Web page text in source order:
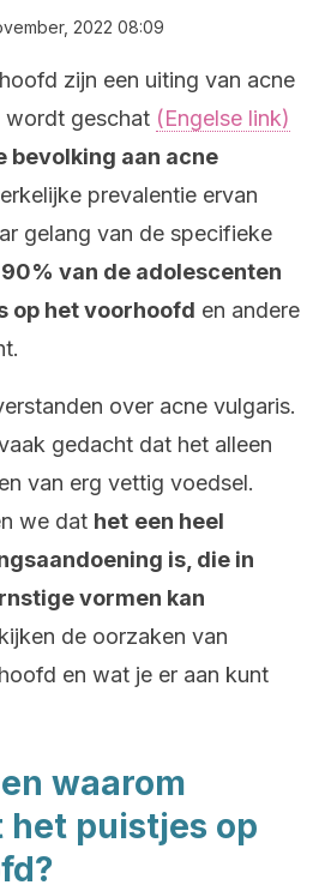
2022 08:09
zijn een uiting van acne
wordt geschat (Engelse link)
bevolking aan acne
prevalentie ervan
gelang van de specifieke
van de adolescenten
op het voorhoofd en andere
over acne vulgaris.
gedacht dat het alleen
van erg vettig voedsel.
we dat het een heel
is, die in
vormen kan
de oorzaken van
en wat je er aan kunt
waarom
puistjes op